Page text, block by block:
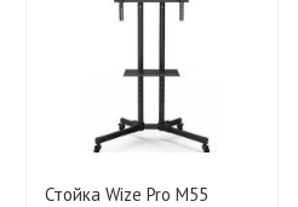
Стойка Wize Pro M55